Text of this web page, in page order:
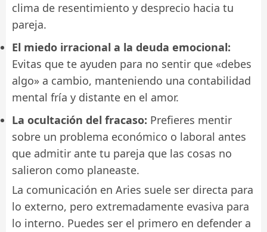
clima de resentimiento y desprecio hacia tu
pareja.
El miedo irracional a la deuda emocional:
Evitas que te ayuden para no sentir que «debes
algo» a cambio, manteniendo una contabilidad
mental fría y distante en el amor.
La ocultación del fracaso: Prefieres mentir
sobre un problema económico o laboral antes
que admitir ante tu pareja que las cosas no
salieron como planeaste.
La comunicación en Aries suele ser directa para
lo externo, pero extremadamente evasiva para
lo interno. Puedes ser el primero en defender a